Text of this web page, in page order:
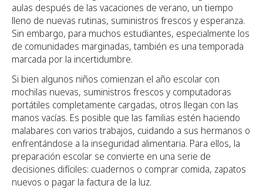
aulas después de las vacaciones de verano, un tiempo
lleno de nuevas rutinas, suministros frescos y esperanza.
Sin embargo, para muchos estudiantes, especialmente los
de comunidades marginadas, también es una temporada
marcada por la incertidumbre.
Si bien algunos niños comienzan el año escolar con
mochilas nuevas, suministros frescos y computadoras
portátiles completamente cargadas, otros llegan con las
manos vacías. Es posible que las familias estén haciendo
malabares con varios trabajos, cuidando a sus hermanos o
enfrentándose a la inseguridad alimentaria. Para ellos, la
preparación escolar se convierte en una serie de
decisiones difíciles: cuadernos o comprar comida, zapatos
nuevos o pagar la factura de la luz.